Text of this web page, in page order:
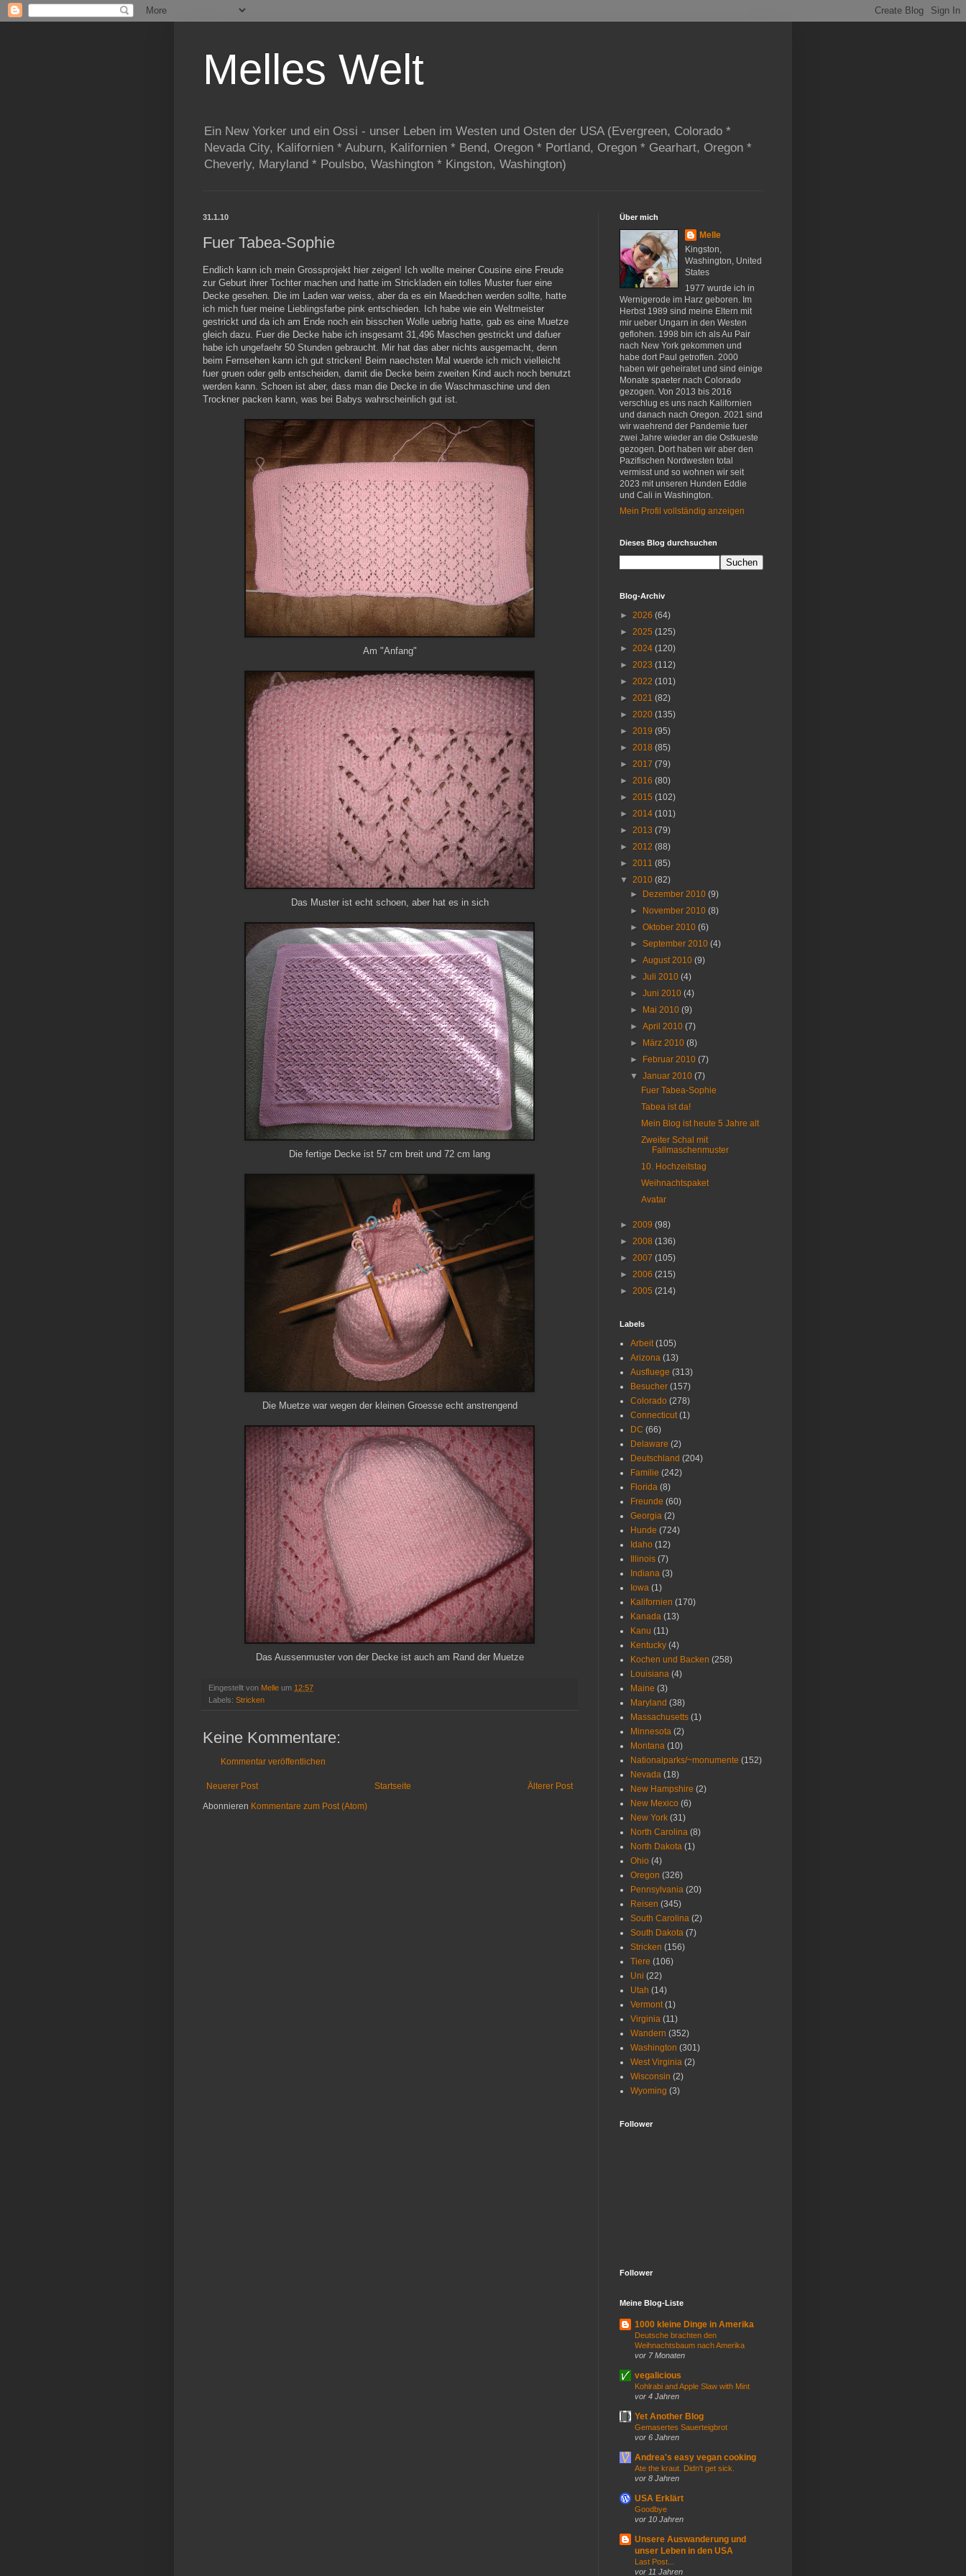
Melles Welt
Ein New Yorker und ein Ossi - unser Leben im Westen und Osten der USA (Evergreen, Colorado *
Nevada City, Kalifornien * Auburn, Kalifornien * Bend, Oregon * Portland, Oregon * Gearhart, Oregon *
Cheverly, Maryland * Poulsbo, Washington * Kingston, Washington)
31.1.10
Fuer Tabea-Sophie
Endlich kann ich mein Grossprojekt hier zeigen! Ich wollte meiner Cousine eine Freude
zur Geburt ihrer Tochter machen und hatte im Strickladen ein tolles Muster fuer eine
Decke gesehen. Die im Laden war weiss, aber da es ein Maedchen werden sollte, hatte
ich mich fuer meine Lieblingsfarbe pink entschieden. Ich habe wie ein Weltmeister
gestrickt und da ich am Ende noch ein bisschen Wolle uebrig hatte, gab es eine Muetze
gleich dazu. Fuer die Decke habe ich insgesamt 31,496 Maschen gestrickt und dafuer
habe ich ungefaehr 50 Stunden gebraucht. Mir hat das aber nichts ausgemacht, denn
beim Fernsehen kann ich gut stricken! Beim naechsten Mal wuerde ich mich vielleicht
fuer gruen oder gelb entscheiden, damit die Decke beim zweiten Kind auch noch benutzt
werden kann. Schoen ist aber, dass man die Decke in die Waschmaschine und den
Trockner packen kann, was bei Babys wahrscheinlich gut ist.
Am "Anfang"
Das Muster ist echt schoen, aber hat es in sich
Die fertige Decke ist 57 cm breit und 72 cm lang
Die Muetze war wegen der kleinen Groesse echt anstrengend
Das Aussenmuster von der Decke ist auch am Rand der Muetze
Eingestellt von Melle um 12:57
Labels: Stricken
Keine Kommentare:
Kommentar veröffentlichen
Neuerer Post Älterer Post
Startseite
Abonnieren Kommentare zum Post (Atom)
Über mich
Melle
Kingston,
Washington, United
States
1977 wurde ich in
Wernigerode im Harz geboren. Im
Herbst 1989 sind meine Eltern mit
mir ueber Ungarn in den Westen
geflohen. 1998 bin ich als Au Pair
nach New York gekommen und
habe dort Paul getroffen. 2000
haben wir geheiratet und sind einige
Monate spaeter nach Colorado
gezogen. Von 2013 bis 2016
verschlug es uns nach Kalifornien
und danach nach Oregon. 2021 sind
wir waehrend der Pandemie fuer
zwei Jahre wieder an die Ostkueste
gezogen. Dort haben wir aber den
Pazifischen Nordwesten total
vermisst und so wohnen wir seit
2023 mit unseren Hunden Eddie
und Cali in Washington.
Mein Profil vollständig anzeigen
Dieses Blog durchsuchen
Blog-Archiv
► 2026 (64)
► 2025 (125)
► 2024 (120)
► 2023 (112)
► 2022 (101)
► 2021 (82)
► 2020 (135)
► 2019 (95)
► 2018 (85)
► 2017 (79)
► 2016 (80)
► 2015 (102)
► 2014 (101)
► 2013 (79)
► 2012 (88)
► 2011 (85)
▼ 2010 (82)
►
Dezember 2010(9)
►
November 2010(8)
►Oktober 2010(6)
►September 2010(4)
►August 2010(9)
►Juli 2010(4)
►Juni 2010(4)
►
Mai 2010(9)
►April 2010(7)
►
März 2010(8)
►
Februar 2010(7)
▼Januar 2010(7)
Fuer Tabea-Sophie
Tabea ist da!
Mein Blog ist heute 5 Jahre alt
Zweiter Schal mit
Fallmaschenmuster
10. Hochzeitstag
Weihnachtspaket
Avatar
► 2009 (98)
► 2008 (136)
► 2007 (105)
► 2006 (215)
► 2005 (214)
Labels
Arbeit (105)
Arizona (13)
Ausfluege (313)
Besucher (157)
Colorado (278)
Connecticut (1)
DC (66)
Delaware (2)
Deutschland (204)
Familie (242)
Florida (8)
Freunde (60)
Georgia (2)
Hunde (724)
Idaho (12)
Illinois (7)
Indiana (3)
Iowa (1)
Kalifornien (170)
Kanada (13)
Kanu (11)
Kentucky (4)
Kochen und Backen (258)
Louisiana (4)
Maine (3)
Maryland (38)
Massachusetts (1)
Minnesota (2)
Montana (10)
Nationalparks/~monumente (152)
Nevada (18)
New Hampshire (2)
New Mexico (6)
New York (31)
North Carolina (8)
North Dakota (1)
Ohio (4)
Oregon (326)
Pennsylvania (20)
Reisen (345)
South Carolina (2)
South Dakota (7)
Stricken (156)
Tiere (106)
Uni (22)
Utah (14)
Vermont (1)
Virginia (11)
Wandern (352)
Washington (301)
West Virginia (2)
Wisconsin (2)
Wyoming (3)
Follower
Follower
Meine Blog-Liste
1000 kleine Dinge in Amerika
Deutsche brachten den
Weihnachtsbaum nach Amerika
vor 7 Monaten
vegalicious
Kohlrabi and Apple Slaw with Mint
vor 4 Jahren
Yet Another Blog
Gemasertes Sauerteigbrot
vor 6 Jahren
Andrea's easy vegan cooking
Ate the kraut. Didn't get sick.
vor 8 Jahren
USA Erklärt
Goodbye
vor 10 Jahren
Unsere Auswanderung und
unser Leben in den USA
Last Post...
vor 11 Jahren